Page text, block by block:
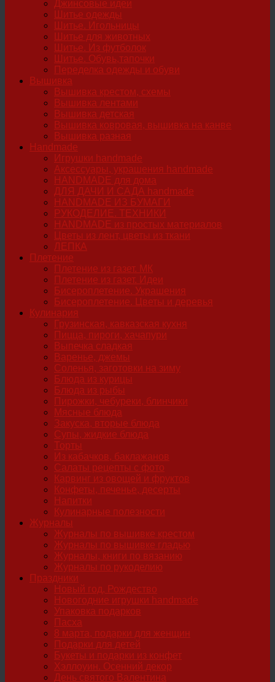
Джинсовые идеи
Шитье одежды
Шитье. Игольницы
Шитье для животных
Шитье. Из футболок
Шитье. Обувь,тапочки
Переделка одежды и обуви
Вышивка
Вышивка крестом, схемы
Вышивка лентами
Вышивка детская
Вышивка ковровая, вышивка на канве
Вышивка разная
Handmade
Игрушки handmade
Аксессуары, украшения handmade
HANDMADE для дома
ДЛЯ ДАЧИ И САДА handmade
HANDMADE ИЗ БУМАГИ
РУКОДЕЛИЕ. ТЕХНИКИ
HANDMADE из простых материалов
Цветы из лент, цветы из ткани
ЛЕПКА
Плетение
Плетение из газет. МК
Плетение из газет. Идеи
Бисероплетение. Украшения
Бисероплетение. Цветы и деревья
Кулинария
Грузинская, кавказская кухня
Пицца, пироги, хачапури
Выпечка сладкая
Варенье, джемы
Соленья, заготовки на зиму
Блюда из курицы
Блюда из рыбы
Пирожки, чебуреки, блинчики
Мясные блюда
Закуска, вторые блюда
Супы, жидкие блюда
Торты
Из кабачков, баклажанов
Салаты рецепты с фото
Карвинг из овощей и фруктов
Конфеты, печенье, десерты
Напитки
Кулинарные полезности
Журналы
Журналы по вышивке крестом
Журналы по вышивке гладью
Журналы, книги по вязанию
Журналы по рукоделию
Праздники
Новый год, Рождество
Новогодние игрушки handmade
Упаковка подарков
Пасха
8 марта, подарки для женщин
Подарки для детей
Букеты и подарки из конфет
Хэллоуин. Осенний декор
День святого Валентина